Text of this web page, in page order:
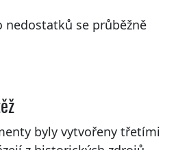
se průběžně
byly vytvořeny třetími